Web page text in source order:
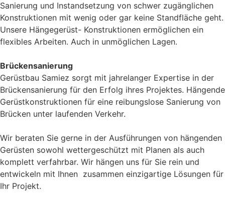
Sanierung und Instandsetzung von schwer zugänglichen
Konstruktionen mit wenig oder gar keine Standfläche geht.
Unsere Hängegerüst- Konstruktionen ermöglichen ein
flexibles Arbeiten. Auch in unmöglichen Lagen.
Brückensanierung
Gerüstbau Samiez sorgt mit jahrelanger Expertise in der
Brückensanierung für den Erfolg ihres Projektes. Hängende
Gerüstkonstruktionen für eine reibungslose Sanierung von
Brücken unter laufenden Verkehr.
Wir beraten Sie gerne in der Ausführungen von hängenden
Gerüsten sowohl wettergeschützt mit Planen als auch
komplett verfahrbar. Wir hängen uns für Sie rein und
entwickeln mit Ihnen zusammen einzigartige Lösungen für
Ihr Projekt.